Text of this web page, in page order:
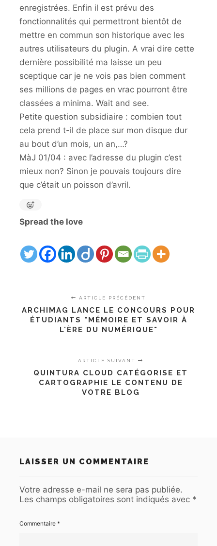
enregistrées. Enfin il est prévu des
fonctionnalités qui permettront bientôt de
mettre en commun son historique avec les
autres utilisateurs du plugin. A vrai dire cette
dernière possibilité ma laisse un peu
sceptique car je ne vois pas bien comment
ses millions de pages en vrac pourront être
classées a minima. Wait and see.
Petite question subsidiaire : combien tout
cela prend t-il de place sur mon disque dur
au bout d’un mois, un an,…?
MàJ 01/04 : avec l’adresse du plugin c’est
mieux non? Sinon je pouvais toujours dire
que c’était un poisson d’avril.
Spread the love
ARTICLE PRÉCÉDENT
ARCHIMAG LANCE LE CONCOURS POUR
ÉTUDIANTS "MÉMOIRE ET SAVOIR À
L'ÈRE DU NUMÉRIQUE"
ARTICLE SUIVANT
QUINTURA CLOUD CATÉGORISE ET
CARTOGRAPHIE LE CONTENU DE
VOTRE BLOG
LAISSER UN COMMENTAIRE
Votre adresse e-mail ne sera pas publiée.
Les champs obligatoires sont indiqués avec *
Commentaire *